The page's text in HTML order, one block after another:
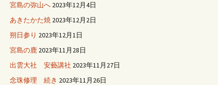
宮島の弥山へ 2023年12月4日
あきたかた焼 2023年12月2日
朔日参り 2023年12月1日
宮島の鹿 2023年11月28日
出雲大社 安藝講社 2023年11月27日
念珠修理 続き 2023年11月26日